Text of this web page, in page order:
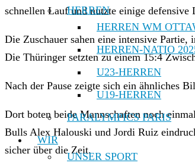
HERREN
HERREN WM
HERREN-NATIO
U23-HERREN
U19-HERREN
PARALYMPICS PARIS
WIR
UNSER SPORT
schnellen Lauf und nutzte einige
Die Zuschauer sahen eine intensive
Die Thüringer setzten zu einem 15:4
Nach der Pause zeigte sich ein ähnliches
Dort boten beide Mannschaften noch
Bulls Alex Halouski und Jordi Ruiz
sicher über die Zeit.